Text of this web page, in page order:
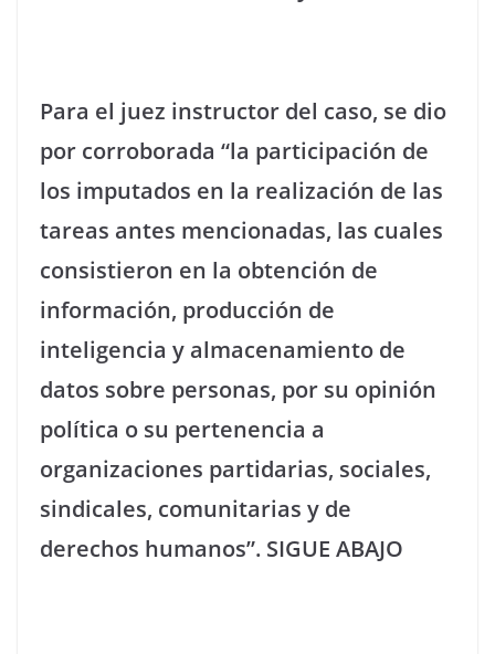
Para el juez instructor del caso, se dio
por corroborada “la participación de
los imputados en la realización de las
tareas antes mencionadas, las cuales
consistieron en la obtención de
información, producción de
inteligencia y almacenamiento de
datos sobre personas, por su opinión
política o su pertenencia a
organizaciones partidarias, sociales,
sindicales, comunitarias y de
derechos humanos”. SIGUE ABAJO